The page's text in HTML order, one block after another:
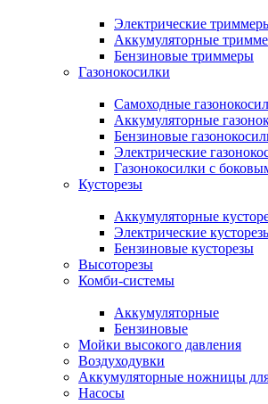
Электрические
Аккумуляторные
Бензиновые триммеры
Газонокосилки
Самоходные
Аккумуляторные
Бензиновые
Электрические
Газонокосилки с
Кусторезы
Аккумуляторные
Электрические
Бензиновые кусторезы
Высоторезы
Комби-системы
Аккумуляторные
Бензиновые
Мойки высокого давления
Воздуходувки
Аккумуляторные ножницы
Насосы